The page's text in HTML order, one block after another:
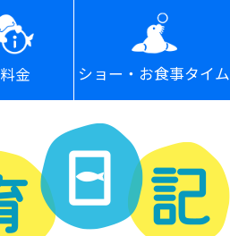
料金 ショー・お食事タイム